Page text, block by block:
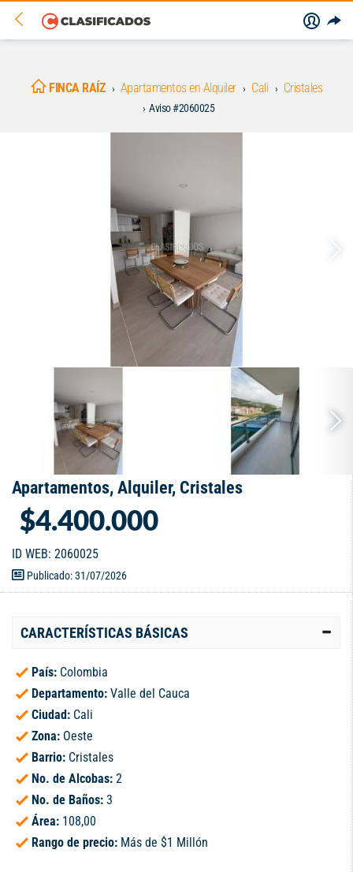
FINCA RAÍZ Apartamentos en Alquiler Cali Cristales
Aviso #2060025
Apartamentos, Alquiler, Cristales
$4.400.000
ID WEB: 2060025
Publicado: 31/07/2026
CARACTERÍSTICAS BÁSICAS
País: Colombia
Departamento: Valle del Cauca
Ciudad: Cali
Zona: Oeste
Barrio: Cristales
No. de Alcobas: 2
No. de Baños: 3
Área: 108,00
Rango de precio: Más de $1 Millón